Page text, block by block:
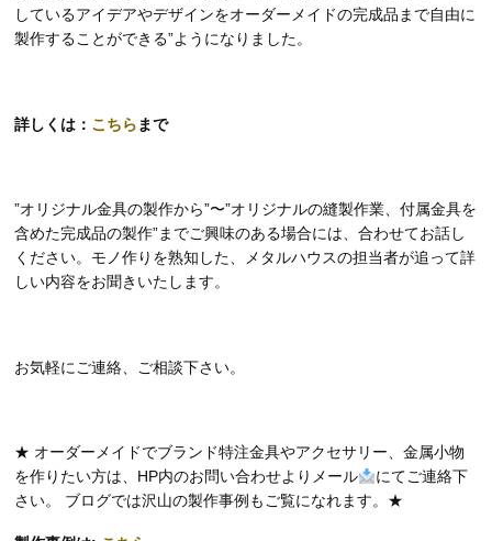
しているアイデアやデザインをオーダーメイドの完成品まで自由に
製作することができる”ようになりました。
詳しくは： こちら まで
”オリジナル金具の製作から”〜”オリジナルの縫製作業、付属金具を
含めた完成品の製作”までご興味のある場合には、合わせてお話し
ください。モノ作りを熟知した、メタルハウスの担当者が追って詳
しい内容をお聞きいたします。
お気軽にご連絡、ご相談下さい。
★ オーダーメイドでブランド特注金具やアクセサリー、金属小物
を作りたい方は、HP内のお問い合わせよりメール
にてご連絡下
さい。 ブログでは沢山の製作事例もご覧になれます。★